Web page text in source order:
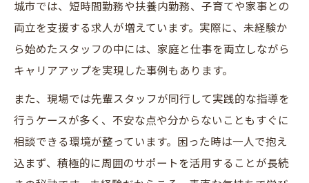
城市では、短時間勤務や扶養内勤務、子育てや家事との
両立を支援する求人が増えています。実際に、未経験か
ら始めたスタッフの中には、家庭と仕事を両立しながら
キャリアアップを実現した事例もあります。
また、現場では先輩スタッフが同行して実践的な指導を
行うケースが多く、不安な点や分からないこともすぐに
相談できる環境が整っています。困った時は一人で抱え
込まず、積極的に周囲のサポートを活用することが長続